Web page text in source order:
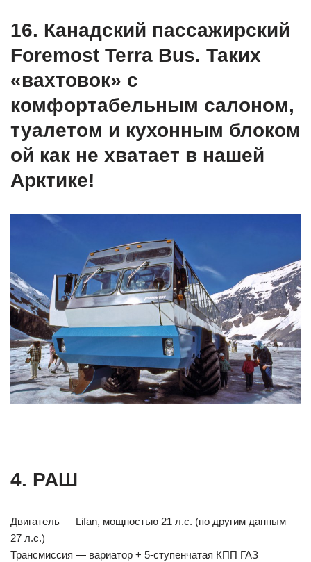
16. Канадский пассажирский
Foremost Terra Bus. Таких
«вахтовок» с
комфортабельным салоном,
туалетом и кухонным блоком
ой как не хватает в нашей
Арктике!
4. РАШ
Двигатель — Lifan, мощностью 21 л.с. (по другим данным —
27 л.с.)
Трансмиссия — вариатор + 5-ступенчатая КПП ГАЗ